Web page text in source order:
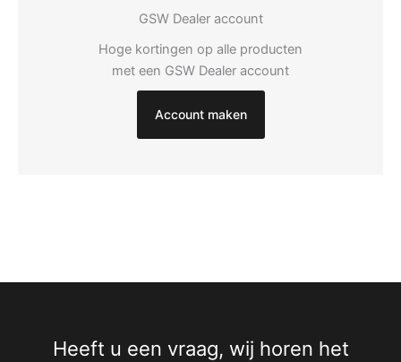
GSW Dealer account
Hoge kortingen op alle producten
met een GSW Dealer account
Account maken
Heeft u een vraag, wij horen het